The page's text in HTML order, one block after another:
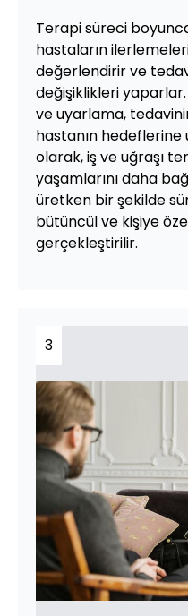
Terapi süreci
hastaların
değerlendirir ve
değişiklikleri
ve uyarlama,
hastanın hedeflerine
olarak, iş ve uğraşı
yaşamlarını daha
üretken bir şekilde
bütüncül ve kişiye
gerçekleştirilir.
3